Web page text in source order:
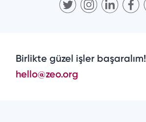
Birlikte güzel işler başaralım!
hello@zeo.org